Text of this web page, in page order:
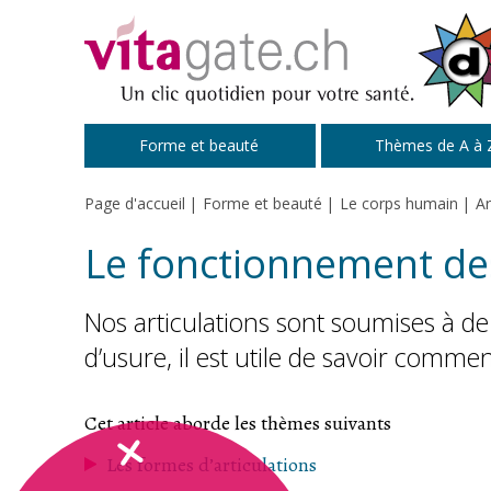
Forme et beauté Thèmes de A à
Page d'accueil Forme et beauté Le corps humain
Le fonctionnement
Nos articulations sont soumises à
d’usure, il est utile de savoir
Cet article aborde les thèmes suivants
Les formes d’articulations